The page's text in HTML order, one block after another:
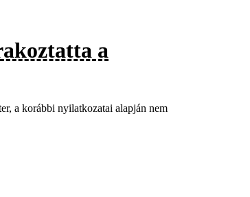
a
a korábbi nyilatkozatai alapján nem